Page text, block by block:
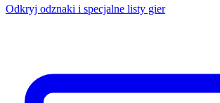
Odkryj odznaki i specjalne listy gier